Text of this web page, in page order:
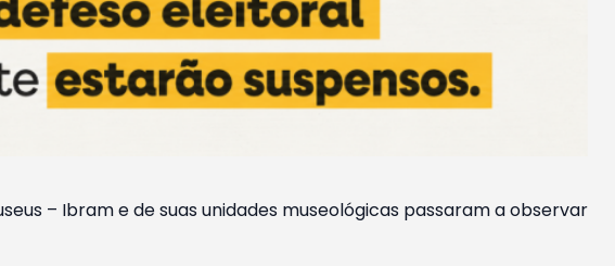
– Ibram e de suas unidades museológicas passaram a observar